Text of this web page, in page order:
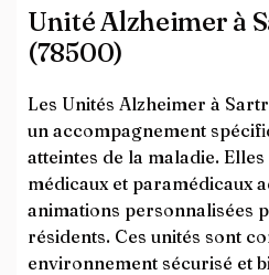
Unité Alzheimer à
(78500)
Les Unités Alzheimer à
un accompagnement
atteintes de la maladie.
médicaux et paramédicaux
animations personnalisées
résidents. Ces unités sont
environnement sécurisé et